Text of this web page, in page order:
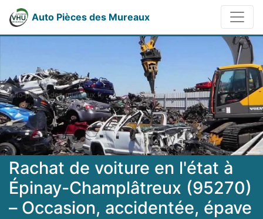
Auto Pièces des Mureaux
Rachat de voiture en l'état à
Épinay-Champlâtreux (95270)
– Occasion, accidentée, épave